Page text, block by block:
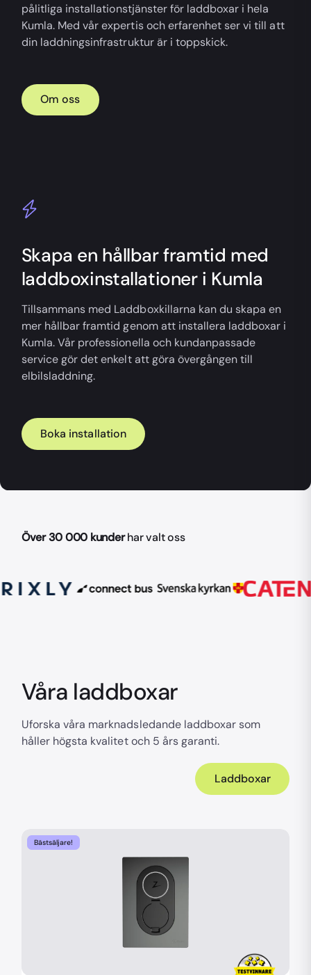
pålitliga installationstjänster för laddboxar i hela
Kumla. Med vår expertis och erfarenhet ser vi till att
din laddningsinfrastruktur är i toppskick.
Om oss
Skapa en hållbar framtid med
laddboxinstallationer i Kumla
Tillsammans med Laddboxkillarna kan du skapa en
mer hållbar framtid genom att installera laddboxar i
Kumla. Vår professionella och kundanpassade
service gör det enkelt att göra övergången till
elbilsladdning.
Boka installation
Över 30 000 kunderhar valt oss
Våra laddboxar
Uforska våra marknadsledande laddboxar som
håller högsta kvalitet och 5 års garanti.
Laddboxar
Bästsäljare!